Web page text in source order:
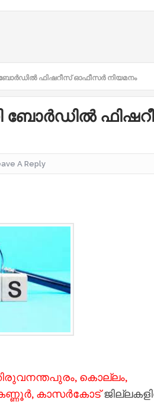
ബോർഡിൽ ഫിഷറീസ് ഓഫീസർ നിയമനം
ബോർഡിൽ
A Reply
കൊല്ലം,
കാസർകോട്